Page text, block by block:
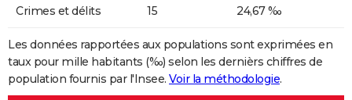
Crimes et délits 15 24,67 ‰
Les données rapportées aux populations sont exprimées en
taux pour mille habitants (‰) selon les dernièrs chiffres de
population fournis par l'Insee. Voir la méthodologie.